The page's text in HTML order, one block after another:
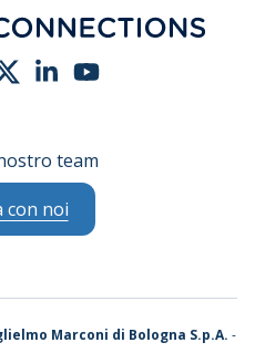
team
con noi
Marconi di Bologna S.p.A. -